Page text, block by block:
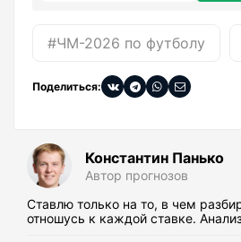
#ЧМ-2026 по футболу
Поделиться:
Константин Панько
Автор прогнозов
Ставлю только на то, в чем
отношусь к каждой ставке.